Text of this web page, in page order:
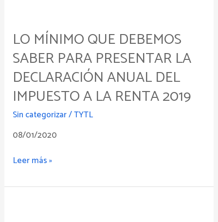
LO MÍNIMO QUE DEBEMOS
SABER PARA PRESENTAR LA
DECLARACIÓN ANUAL DEL
IMPUESTO A LA RENTA 2019
Sin categorizar/TYTL
08/01/2020
que
debemos
saber
para
presentar
la
declaración
anual
del
Impuesto
Leer más »